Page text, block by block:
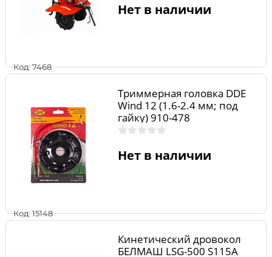
Код: 7468
Нет в наличии
Код: 15148
Триммерная головка DDE
Wind 12 (1.6-2.4 мм; под
гайку) 910-478
Нет в наличии
Кинетический дровокол
БЕЛМАШ LSG-500 S115A